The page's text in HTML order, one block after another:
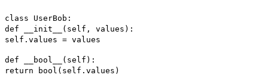
class UserBob:
def __init__(self, values):
self.values = values
def __bool__(self):
return bool(self.values)